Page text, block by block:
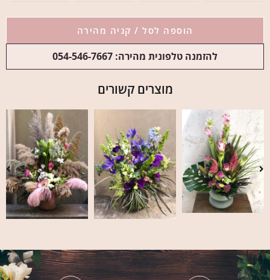
הוספה לסל / קניה מהירה
להזמנה טלפונית מהירה: 054-546-7667
מוצרים קשורים